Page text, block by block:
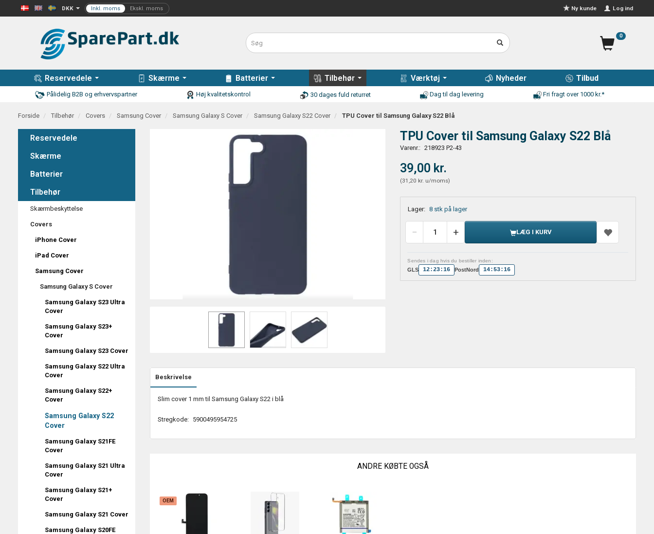
DKK Log ind
Ny kunde
0
Reservedele Skærme Batterier Tilbehør Værktøj Nyheder Tilbud
Pålidelig B2B og erhvervspartner Høj kvalitetskontrol 30 dages fuld returret Dag til dag levering Fri fragt over 1000 kr.*
Forside Tilbehør Covers Samsung Cover Samsung Galaxy S Cover Samsung Galaxy S22 Cover TPU Cover til Samsung Galaxy S22 Blå
Reservedele
Skærme
Batterier
Tilbehør
Skærmbeskyttelse
Covers
iPhone Cover
iPad Cover
Samsung Cover
Samsung Galaxy S Cover
Samsung Galaxy S23 Ultra
Cover
Samsung Galaxy S23+
Cover
Samsung Galaxy S23 Cover
Samsung Galaxy S22 Ultra
Cover
Samsung Galaxy S22+
Cover
Samsung Galaxy S22
Cover
Samsung Galaxy S21FE
Cover
Samsung Galaxy S21 Ultra
Cover
Samsung Galaxy S21+
Cover
Samsung Galaxy S21 Cover
Samsung Galaxy S20FE
TPU Cover til Samsung Galaxy S22 Blå
Varenr.: 218923 P2-43
39,00 kr.
(31,20 kr. u/moms)
Lager: 8 stk på lager
LÆG I KURV
Sendes i dag hvis du bestiller inden:
GLS 12:23:16 PostNord 14:53:16
Beskrivelse
Slim cover 1 mm til Samsung Galaxy S22 i blå
Stregkode: 5900495954725
ANDRE KØBTE OGSÅ
OEM